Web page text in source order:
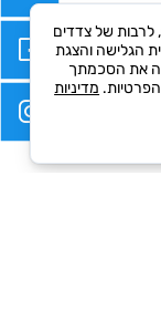
לידיעתך, באתרנו נעשה שימוש בקבצי Cookies, לרבות של צדדים
הגלישה והצגת
את הסכמתך
הפרטיות. מדיניות